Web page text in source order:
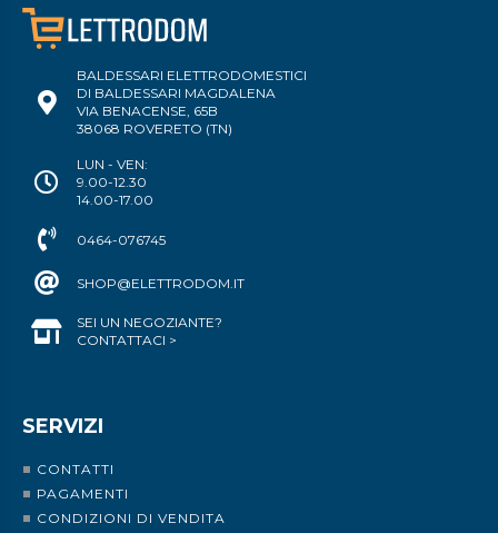
BALDESSARI ELETTRODOMESTICI
DI BALDESSARI MAGDALENA
VIA BENACENSE, 65B
38068 ROVERETO (TN)
LUN - VEN:
9.00-12.30
14.00-17.00
0464-076745
SHOP@ELETTRODOM.IT
SEI UN NEGOZIANTE?
CONTATTACI >
SERVIZI
CONTATTI
PAGAMENTI
CONDIZIONI DI VENDITA